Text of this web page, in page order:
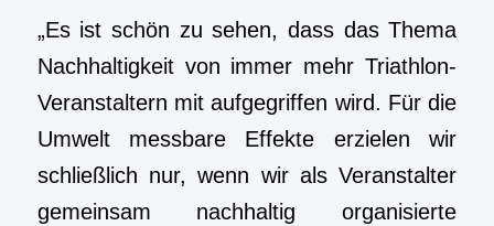
„Es ist schön zu sehen, dass das Thema
Nachhaltigkeit von immer mehr Triathlon-
Veranstaltern mit aufgegriffen wird. Für die
Umwelt messbare Effekte erzielen wir
schließlich nur, wenn wir als Veranstalter
gemeinsam nachhaltig organisierte